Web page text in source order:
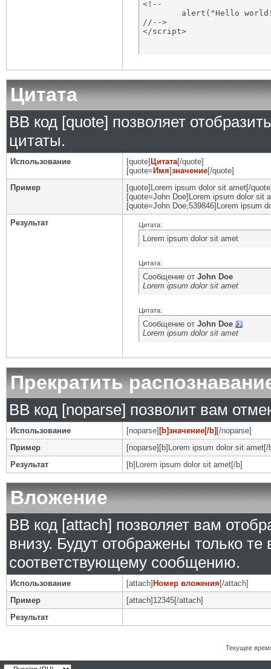
<!--
//-->
</script>
Цитата
BB код [quote] позволяет
цитаты.
Использование [quote] Цитата[/quote]
[quote= Имя]значение[/quote]
Пример
[quote]Lorem ipsum dolor sit amet[/
[quote=John Doe]Lorem ipsum dolor sit
[quote=John Doe;539846]Lorem ipsum
Результат
Цитата:
Lorem ipsum dolor sit amet
Цитата:
Сообщение от John Doe
Lorem ipsum dolor sit amet
Цитата:
Сообщение от John Doe
Lorem ipsum dolor sit amet
Прекратить
BB код [noparse] позволит вам
Использование [noparse] [b]значение[/b] [/noparse]
Пример
[noparse][b]Lorem ipsum dolor sit amet[/
Результат
[b]Lorem ipsum dolor sit amet[/b]
Вложение
BB код [attach] позволяет вам
внизу. Будут отображены только
соответствующему сообщению.
Использование [attach] Номер вложения [/attach]
Пример
[attach]12345[/attach]
Результат
Текущее